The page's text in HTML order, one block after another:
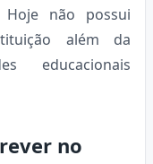
não possui
além da
educacionais
no